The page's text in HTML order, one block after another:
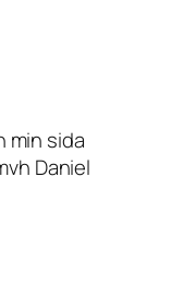
min sida
Daniel